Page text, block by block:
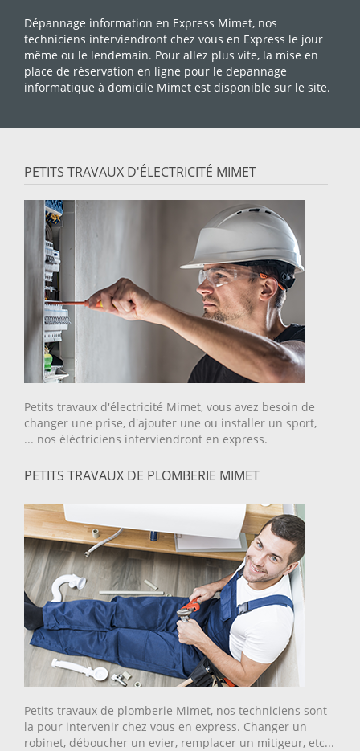
Dépannage information en Express Mimet, nos
techniciens interviendront chez vous en Express le jour
même ou le lendemain. Pour allez plus vite, la mise en
place de réservation en ligne pour le depannage
informatique à domicile Mimet est disponible sur le site.
PETITS TRAVAUX D'ÉLECTRICITÉ MIMET
Petits travaux d'électricité Mimet, vous avez besoin de
changer une prise, d'ajouter une ou installer un sport,
... nos éléctriciens interviendront en express.
PETITS TRAVAUX DE PLOMBERIE MIMET
Petits travaux de plomberie Mimet, nos techniciens sont
la pour intervenir chez vous en express. Changer un
robinet, déboucher un evier, remplacer un mitigeur, etc...